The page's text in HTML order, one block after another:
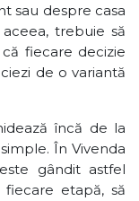
sau despre casa
trebuie să
fiecare decizie
de o variantă
încă de la
În Vivenda
gândit astfel
etapă, să